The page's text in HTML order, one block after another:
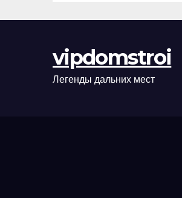
оформления
рыночные
ориентиры
vipdomstroi
Легенды дальних мест